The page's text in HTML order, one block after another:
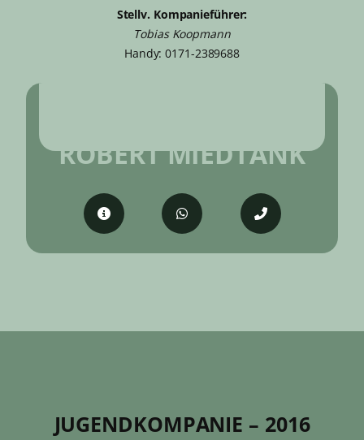
Stellv. Kompanieführer:
Tobias Koopmann
Handy: 0171-2389688
ROBERT MIEDTANK
JUGENDKOMPANIE – 2016